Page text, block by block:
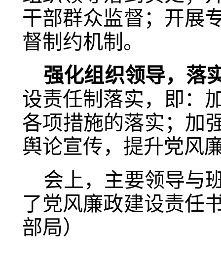
干部群众监督；开展
督制约机制。
强化组织领导，落
设责任制落实，即：
各项措施的落实；加
舆论宣传，提升党风
会上，主要领导与
了党风廉政建设责任
部局）